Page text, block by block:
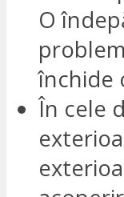
O
închide
În cele